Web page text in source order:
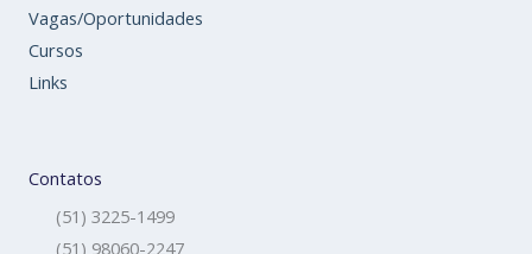
Vagas/Oportunidades
Cursos
Links
Contatos
(51) 3225-1499
(51) 98060-2247